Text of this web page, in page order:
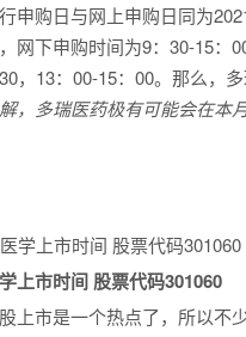
申购日与网上申购日同为
网下申购时间为9：30-15：
，13：00-15：00。那么，
，多瑞医药极有可能会在本
上市时间 股票代码301060
上市是一个热点了，所以不